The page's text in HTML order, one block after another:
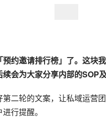
约邀请排行榜」了。这块
会为大家分享内部的SOP
二轮的文案，让私域运营
行提醒。